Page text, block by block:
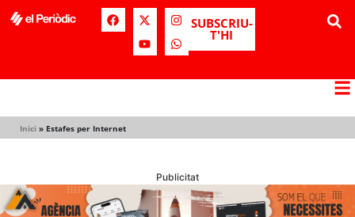
SUBSCRIU-
T'HI
Inici » Estafes per Internet
Publicitat